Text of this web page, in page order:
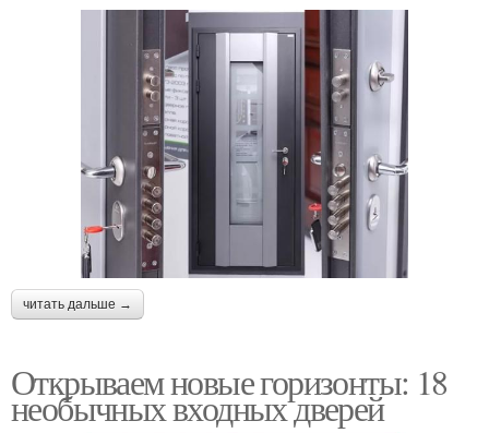
читать дальше →
Открываем новые горизонты: 18
необычных входных дверей